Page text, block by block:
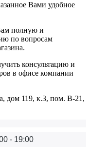
Вами удобное
полную и
по вопросам
консультацию и
в офисе компании
дом 119, к.3, пом. В-21,
- 19:00